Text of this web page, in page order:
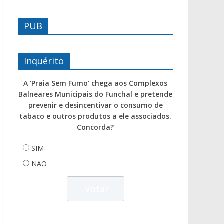
PUB
Inquérito
A 'Praia Sem Fumo' chega aos Complexos
Balneares Municipais do Funchal e pretende
prevenir e desincentivar o consumo de
tabaco e outros produtos a ele associados.
Concorda?
SIM
NÃO